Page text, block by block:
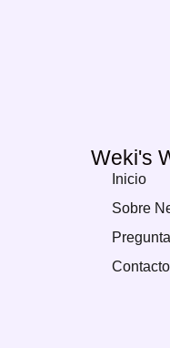
Weki's
Inicio
Sobre
Contacto